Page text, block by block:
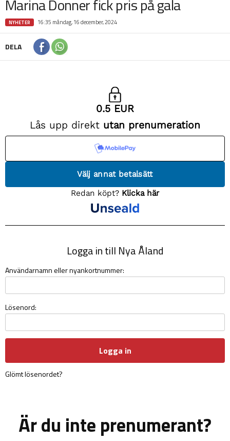
Marina Donner fick pris på gala
NYHETER 16:35 måndag, 16 december, 2024
DELA